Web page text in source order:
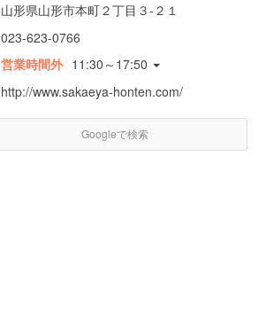
山形県山形市本町２丁目３-２１
023-623-0766
営業時間外 11:30～17:50
http://www.sakaeya-honten.com/
Googleで検索